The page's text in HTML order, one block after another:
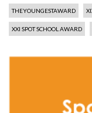
THEYOUNGESTAWARD
XXI SPOT SCHOOL AWARD